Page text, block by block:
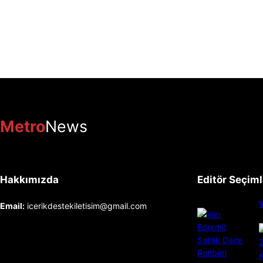
MetroNews
Hakkımızda
Email: icerikdestekiletisim@gmail.com
Editör